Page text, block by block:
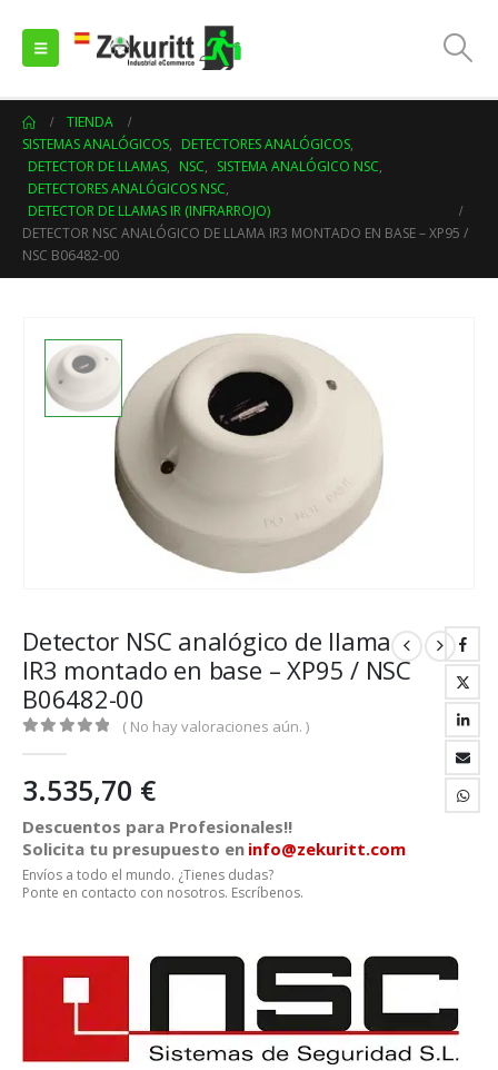
TIENDA
SISTEMAS ANALÓGICOS, DETECTORES ANALÓGICOS,
DETECTOR DE LLAMAS, NSC, SISTEMA ANALÓGICO NSC,
DETECTORES ANALÓGICOS NSC,
DETECTOR DE LLAMAS IR (INFRARROJO)
DETECTOR NSC ANALÓGICO DE LLAMA IR3 MONTADO EN BASE – XP95 /
NSC B06482-00
Detector NSC analógico de llama
IR3 montado en base – XP95 / NSC
B06482-00
( No hay valoraciones aún. )
3.535,70 €
Descuentos para Profesionales!!
Solicita tu presupuesto en info@zekuritt.com
Envíos a todo el mundo. ¿Tienes dudas?
Ponte en contacto con nosotros. Escríbenos.